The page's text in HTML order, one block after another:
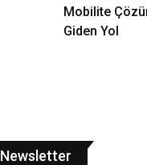
Mobilite
Giden Yol
Newsletter